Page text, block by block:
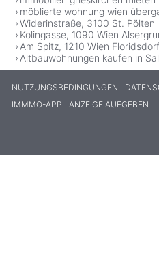
möblierte wohnung wien
Widerinstraße, 3100 St. Pölten
Kolingasse, 1090 Wien
Am Spitz, 1210 Wien Floridsdorf
Altbauwohnungen kaufen in
NUTZUNGSBEDINGUNGEN
IMMMO-APP
ANZEIGE AUFGEBEN